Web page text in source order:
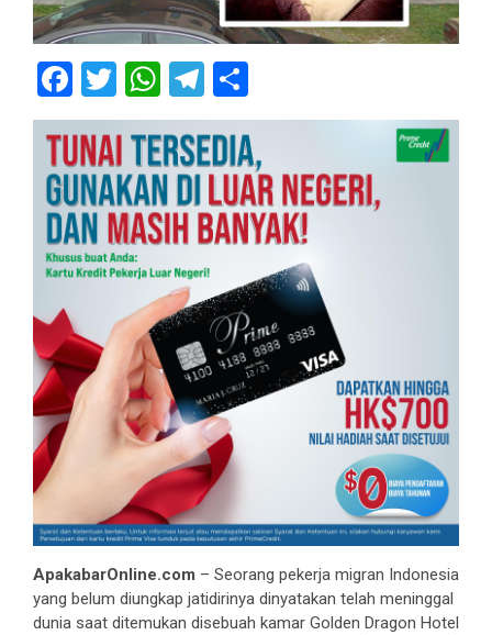
Facebook
Twitter
WhatsApp
Telegram
ApakabarOnline.com – Seorang pekerja migran Indonesia
yang belum diungkap jatidirinya dinyatakan telah meninggal
dunia saat ditemukan disebuah kamar Golden Dragon Hotel